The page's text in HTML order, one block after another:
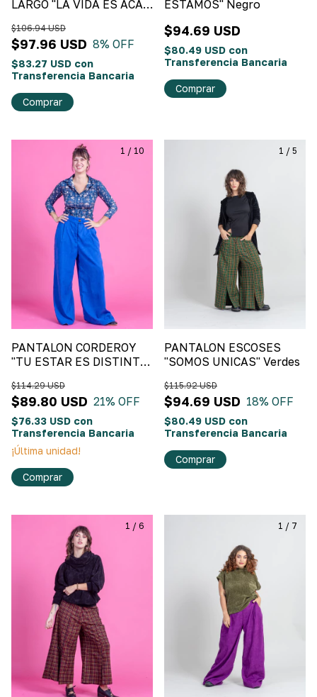
LARGO "LA VIDA ES ACA"
$97.96 USD
$106.94 USD
8% OFF
$83.27 USD con
Transferencia Bancaria
Comprar
ESTAMOS" Negro
$94.69 USD
$80.49 USD con
Transferencia Bancaria
Comprar
1 / 10
PANTALON CORDEROY
"TU ESTAR ES DISTINTO"
$89.80 USD
$114.29 USD
21% OFF
$76.33 USD con
Transferencia Bancaria
¡Última unidad!
Comprar
1 / 5
PANTALON ESCOSES
"SOMOS UNICAS" Verdes
$94.69 USD
$115.92 USD
18% OFF
$80.49 USD con
Transferencia Bancaria
Comprar
1 / 6 1 / 7